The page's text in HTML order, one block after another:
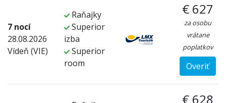
7 nocí
28.08.2026
Vídeň (VIE)
Raňajky
Superior
izba
Superior
room
€ 627
za osobu
vrátane
poplatkov
Overiť
€ 628